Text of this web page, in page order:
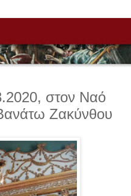
στον Ναό
Ζακύνθου